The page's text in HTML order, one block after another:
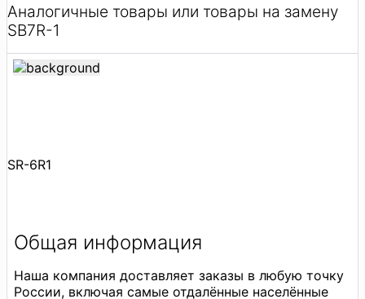
Аналогичные товары или товары на замену
SB7R-1
SR-6R1